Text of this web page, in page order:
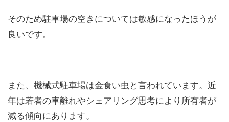
そのため駐車場の空きについては敏感になったほうが
良いです。
また、機械式駐車場は金食い虫と言われています。近
年は若者の車離れやシェアリング思考により所有者が
減る傾向にあります。